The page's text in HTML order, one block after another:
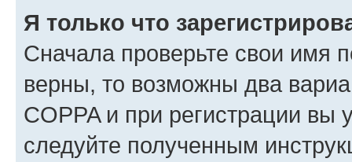
Я только что
Сначала проверьте свои имя
верны, то возможны два
COPPA и при регистрации вы
следуйте полученным